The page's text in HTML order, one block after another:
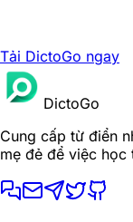
Tải DictoGo ngay
DictoGo
Cung cấp từ điển
mẹ đẻ để việc học